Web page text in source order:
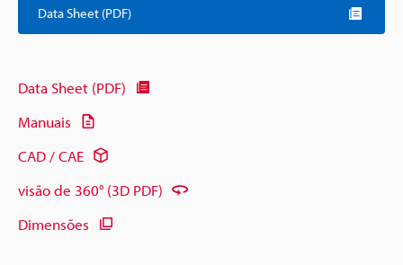
Data Sheet (PDF)
Data Sheet (PDF)
Manuais
CAD / CAE
visão de 360° (3D PDF)
Dimensões